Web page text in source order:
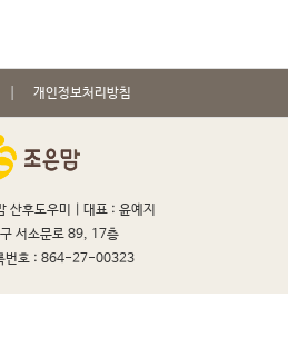
개인정보처리방침
산후도우미 | 대표 : 윤예지
서소문로 89, 17층
번호 : 864-27-00323